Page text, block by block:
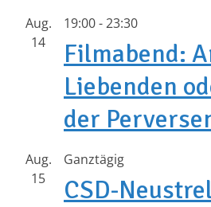
Aug.
14
19:00-23:30
Filmabend:
Liebenden
der
Aug.
15
Ganztägig
CSD-